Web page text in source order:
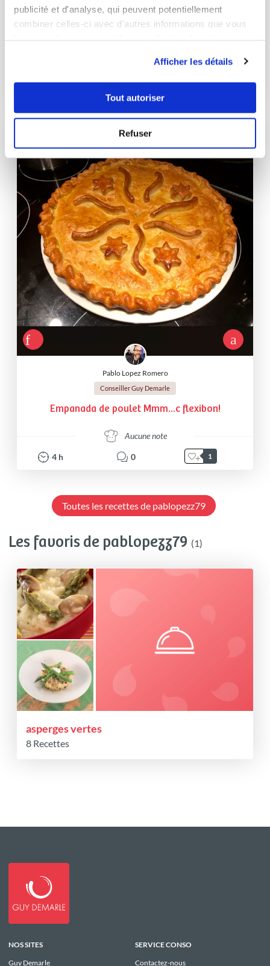
publicité et d'analyse, qui peuvent potentiellement
combiner celles-ci avec d'autres informations que vous
Afficher les détails
Tout autoriser
Refuser
Pablo Lopez Romero
Conseiller Guy Demarle
Aucune note
Pablo Lopez Romero
Conseiller Guy Demarle
Empanada de poulet Mmm...c flexibon!
Aucune note
4 h 0 1
Toutes les recettes de pablopezz79
Les favoris de pablopezz79 (1)
asperges vertes
8 Recettes
NOS SITES
Guy Demarle
SERVICE CONSO
Contactez-nous